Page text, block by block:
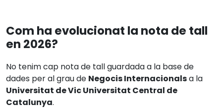
Com ha evolucionat la nota de tall
en 2026?
No tenim cap nota de tall guardada a la base de
dades per al grau de Negocis Internacionalsa la
Universitat de Vic Universitat Central de
Catalunya.